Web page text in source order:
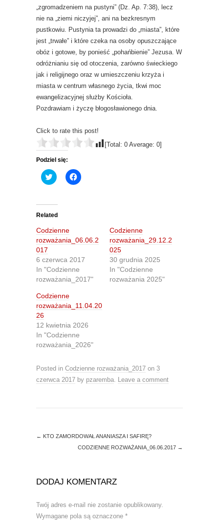
„zgromadzeniem na pustyni” (Dz. Ap. 7:38), lecz
nie na „ziemi niczyjej”, ani na bezkresnym
pustkowiu. Pustynia ta prowadzi do „miasta”, które
jest „trwałe” i które czeka na osoby opuszczające
obóz i gotowe, by ponieść „pohańbienie” Jezusa. W
odróżnianiu się od otoczenia, zarówno świeckiego
jak i religijnego oraz w umieszczeniu krzyża i
miasta w centrum własnego życia, tkwi moc
ewangelizacyjnej służby Kościoła.
Pozdrawiam i życzę błogosławionego dnia.
Click to rate this post!
[Total: 0 Average: 0]
Podziel się:
C
l
t
o
s
h
a
r
e
n
T
w
i
t
e
r
(
p
e
n
s
i
e
w
w
i
w
C
l
r
e
n
F
a
c
e
o
k
O
p
e
n
s
n
e
w
w
o
Related
Codzienne
rozważania_06.06.2
017
6 czerwca 2017
In "Codzienne
rozważania_2017"
Codzienne
rozważania_29.12.2
025
30 grudnia 2025
In "Codzienne
rozważania 2025"
Codzienne
rozważania_11.04.20
26
12 kwietnia 2026
In "Codzienne
rozważania_2026"
Posted in Codzienne rozważania_2017 on 3
czerwca 2017 by pzaremba Leave a comment
← KTO ZAMORDOWAŁ ANANIASZA I SAFIRĘ?
CODZIENNE ROZWAŻANIA_06.06.2017 →
DODAJ KOMENTARZ
Twój adres e-mail nie zostanie opublikowany.
Wymagane pola są oznaczone *